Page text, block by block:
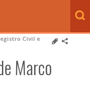
Civil e
Marco